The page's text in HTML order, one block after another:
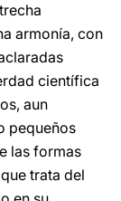
armonía, con
científica
aun
pequeños
las formas
trata del